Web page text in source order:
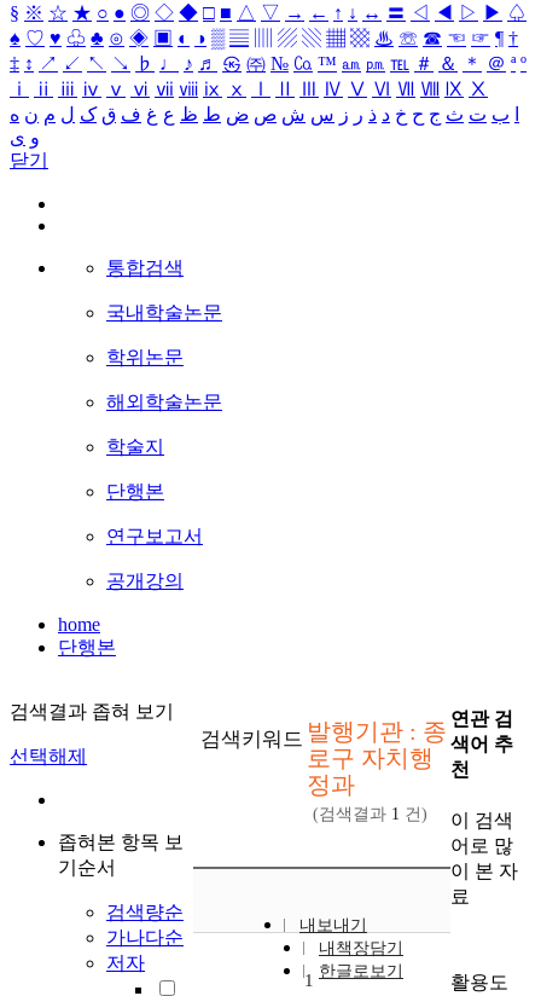
§ ※ ☆ ★ ○ ● ◎ ◇ ◆ □ ■ △ ▽ → ← ↑ ↓ ↔ 〓 ◁ ◀ ▷ ▶ ♤
♠ ♡ ♥ ♧ ♣ ⊙ ◈ ▣ ◐ ◑ ▒ ▤ ▨ ▧ ▦ ▩ ♨ ☏ ☎ ☜ ☞ ¶ †
‡ ↕ ↗ ↙ ↖ ↘ ♭ ♩ ♪ ♬ ㉿ ㈜ № ㏇ ™ ㏂ ㏘ ℡ ＃ ＆ ＊ ＠ ª º
ⅰ
ⅱ ⅲ ⅳ ⅴ ⅵ ⅶ ⅷ ⅸ ⅹ Ⅳ Ⅴ Ⅵ Ⅶ Ⅷ Ⅸ Ⅹ
ب ت ث ج ح خ د ذ ر ز س ش ص ض ط ظ ع غ ف ق ک ل م ن ه
و ی
닫기
통합검색
국내학술논문
학위논문
해외학술논문
학술지
단행본
연구보고서
공개강의
home
단행본
검색결과 좁혀 보기
선택해제
좁혀본 항목 보
기순서
검색량순
가나다순
저자
검색키워드 발행기관 : 종
로구 자치행
정과
(검색결과 1 건)
내보내기
내책장담기
한글로보기
1
연관 검
색어 추
천
이 검색
어로 많
이 본 자
료
활용도